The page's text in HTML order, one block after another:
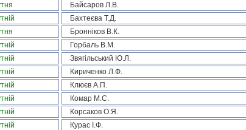
Байсаров Л.В.
Бахтеєва Т.Д.
Бронніков В.К.
Горбаль В.М.
Звягільський Ю.Л.
Кириченко Л.Ф.
Клюєв А.П.
Комар М.С.
Корсаков О.Я.
Курас І.Ф.